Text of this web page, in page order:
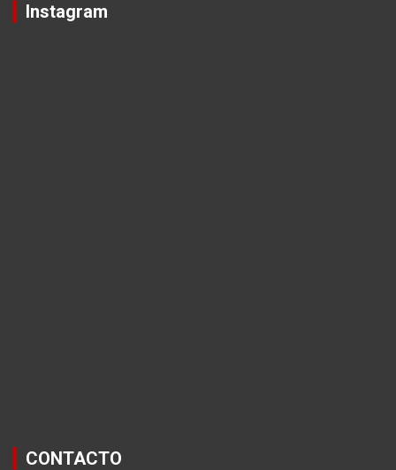
Instagram
CONTACTO